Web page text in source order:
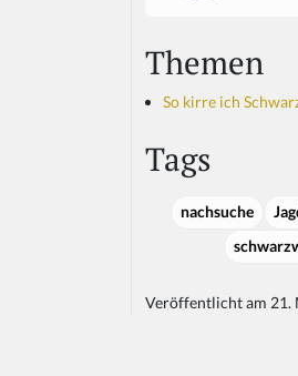
Themen
So kirre ich
Tags
nachsuche
Veröffentlicht am 21.